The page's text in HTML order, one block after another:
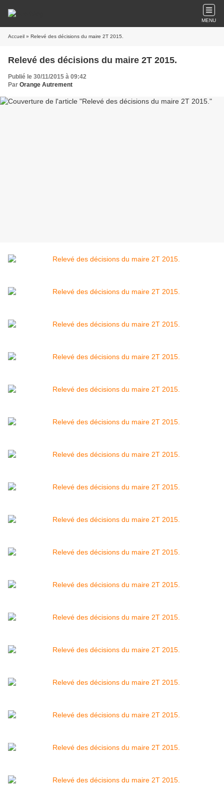
MENU
Accueil » Relevé des décisions du maire 2T 2015.
Relevé des décisions du maire 2T 2015.
Publié le 30/11/2015 à 09:42
Par Orange Autrement